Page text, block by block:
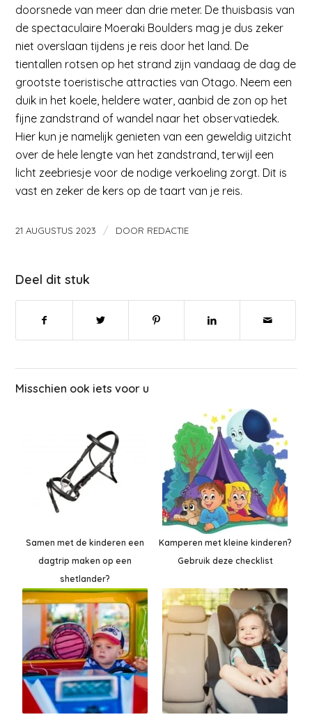
doorsnede van meer dan drie meter. De thuisbasis van
de spectaculaire Moeraki Boulders mag je dus zeker
niet overslaan tijdens je reis door het land. De
tientallen rotsen op het strand zijn vandaag de dag de
grootste toeristische attracties van Otago. Neem een
duik in het koele, heldere water, aanbid de zon op het
fijne zandstrand of wandel naar het observatiedek.
Hier kun je namelijk genieten van een geweldig uitzicht
over de hele lengte van het zandstrand, terwijl een
licht zeebriesje voor de nodige verkoeling zorgt. Dit is
vast en zeker de kers op de taart van je reis.
21 AUGUSTUS 2023 / DOOR REDACTIE
Deel dit stuk
Misschien ook iets voor u
Samen met de kinderen een
dagtrip maken op een
shetlander?
Kamperen met kleine kinderen?
Gebruik deze checklist